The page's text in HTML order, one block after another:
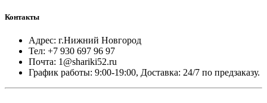
Контакты
Адрес: г.Нижний Новгород
Тел: +7 930 697 96 97
Почта: 1@shariki52.ru
График работы: 9:00-19:00, Доставка: 24/7 по предзаказу.